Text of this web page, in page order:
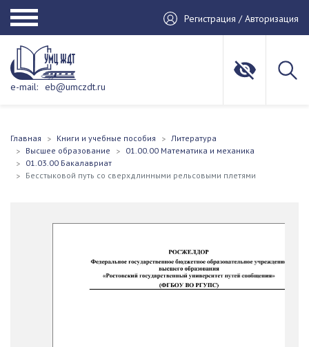
Регистрация / Авторизация
e-mail: eb@umczdt.ru
Главная Книги и учебные пособия
Литература
Высшее образование
01.00.00 Математика и механика
01.03.00 Бакалавриат
Бесстыковой путь со сверхдлинными рельсовыми плетями